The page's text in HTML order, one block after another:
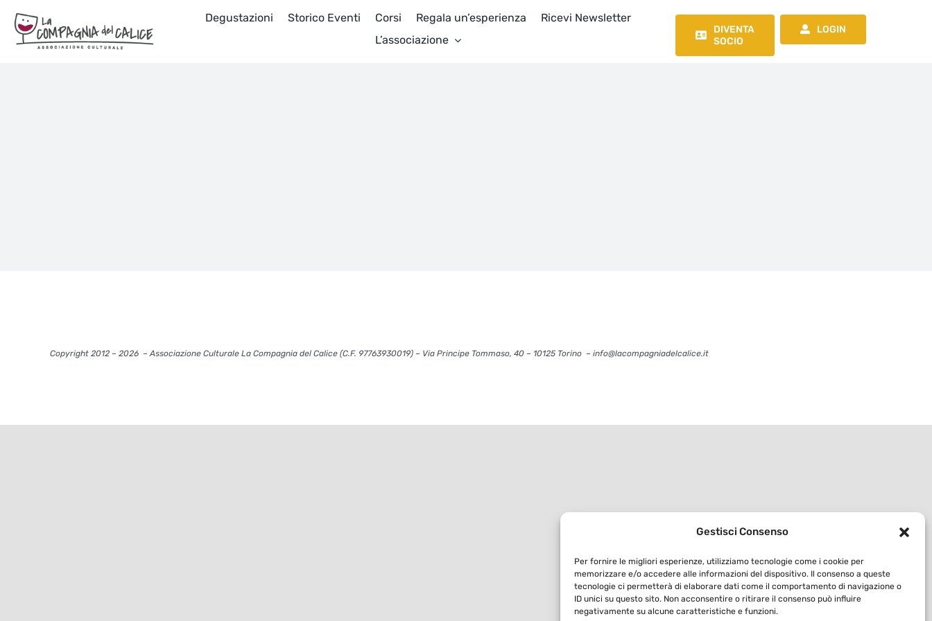
Gestisci Consenso
Per fornire le migliori esperienze, utilizziamo tecnologie come i cookie per
memorizzare e/o accedere alle informazioni del dispositivo. Il consenso a queste
tecnologie ci permetterà di elaborare dati come il comportamento di navigazione o
ID unici su questo sito. Non acconsentire o ritirare il consenso può influire
negativamente su alcune caratteristiche e funzioni.
contenuto
Degustazioni Storico Eventi Corsi Regala un’esperienza
Ricevi Newsletter
L’associazione
DIVENTA
SOCIO
LOGIN
Copyright 2012 – 2026 – Associazione Culturale La Compagnia del Calice (C.F. 97763930019) – Via Principe Tommaso, 40 – 10125 Torino – info@lacompagniadelcalice.it